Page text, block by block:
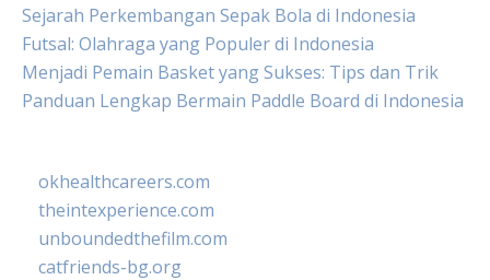
Sejarah Perkembangan Sepak Bola di Indonesia
Futsal: Olahraga yang Populer di Indonesia
Menjadi Pemain Basket yang Sukses: Tips dan Trik
Panduan Lengkap Bermain Paddle Board di Indonesia
okhealthcareers.com
theintexperience.com
unboundedthefilm.com
catfriends-bg.org